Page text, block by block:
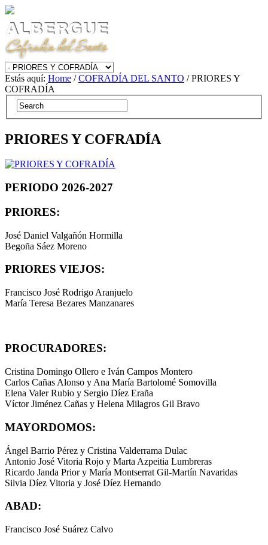
Estás aquí: Home /COFRADÍA DEL SANTO / PRIORES Y
COFRADÍA
PRIORES Y COFRADÍA
PERIODO 2026-2027
PRIORES:
José Daniel Valgañón Hormilla
Begoña Sáez Moreno
PRIORES VIEJOS:
Francisco José Rodrigo Aranjuelo
María Teresa Bezares Manzanares
PROCURADORES:
Cristina Domingo Ollero e Iván Campos Montero
Carlos Cañas Alonso y Ana María Bartolomé Somovilla
Elena Valer Rubio y Sergio Díez Eraña
Víctor Jiménez Cañas y Helena Milagros Gil Bravo
MAYORDOMOS:
Ángel Barrio Pérez y Cristina Valderrama Dulac
Antonio José Vitoria Rojo y Marta Azpeitia Lumbreras
Ricardo Janda Prior y María Montserrat Gil-Martín Navaridas
Silvia Díez Vitoria y José Díez Hernando
ABAD:
Francisco José Suárez Calvo